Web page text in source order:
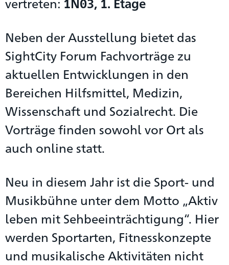
Neben der Ausstellung bietet das
SightCity Forum Fachvorträge zu
aktuellen Entwicklungen in den
Bereichen Hilfsmittel, Medizin,
Wissenschaft und Sozialrecht. Die
Vorträge finden sowohl vor Ort als
auch online statt.
Neu in diesem Jahr ist die Sport- und
Musikbühne unter dem Motto „Aktiv
leben mit Sehbeeinträchtigung“. Hier
werden Sportarten, Fitnesskonzepte
und musikalische Aktivitäten nicht